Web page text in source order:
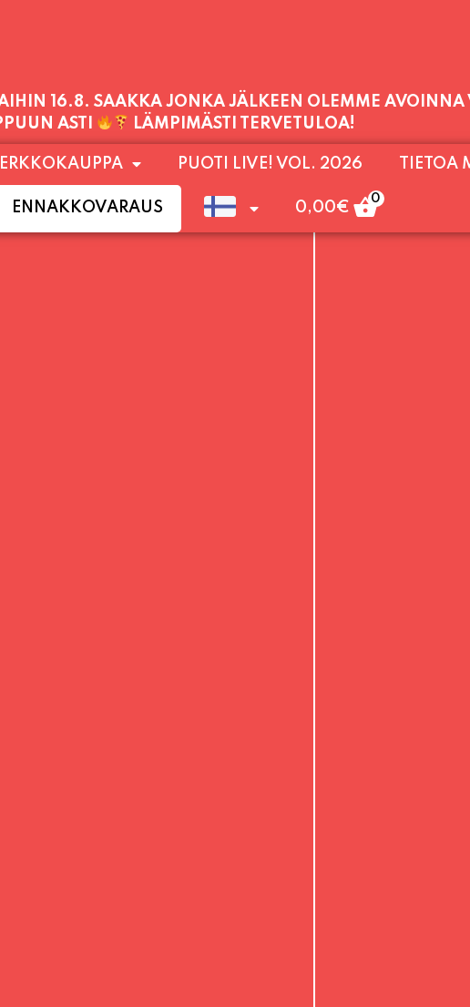
16.8. SAAKKA JONKA JÄLKEEN OLEMME
ASTI
LÄMPIMÄSTI TERVETULOA!
PALVELEMME TÄNÄÄN:
PERJANTAI 11:00 - 21:00PUOTI LIVE! VOL. 2026 TIETOA
ENNAKKOVARAUS 0,00€
0